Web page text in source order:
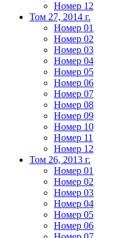
Номер 12
Том 27, 2014 г.
Номер 01
Номер 02
Номер 03
Номер 04
Номер 05
Номер 06
Номер 07
Номер 08
Номер 09
Номер 10
Номер 11
Номер 12
Том 26, 2013 г.
Номер 01
Номер 02
Номер 03
Номер 04
Номер 05
Номер 06